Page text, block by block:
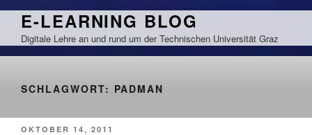
Zum
springen
E-LEARNING BLOG
Digitale Lehre an und rund um der Technischen Universität Graz
SCHLAGWORT: PADMAN
VERÖFFENTLICHT
OKTOBER 14, 2011